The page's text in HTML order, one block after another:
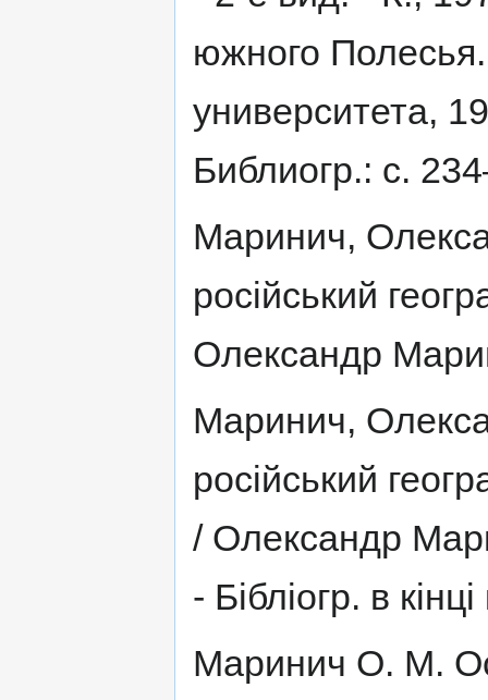
южного
университета,
Библиогр.: с.
Маринич,
російський
Олександр
Маринич,
російський
/ Олександр
- Бібліогр. в
Маринич О. М.